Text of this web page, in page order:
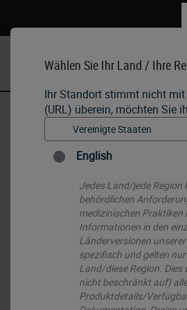
Wählen Sie Ihr Land / Ihre
Ihr Standort stimmt nicht mit
(URL) überein, möchten Sie
English
Jedes Land/jede Region
behördlichen
medizinischen Praktiken
Informationen in den
Länderversionen
spezifisch und gelten
Land/diese Region.
nicht beschränkt auf) alle
Produktdetails/
Histology Consumables
Routinemäßige H&E und spezielle
Leica Trichrom-Spezialfärbekit nach